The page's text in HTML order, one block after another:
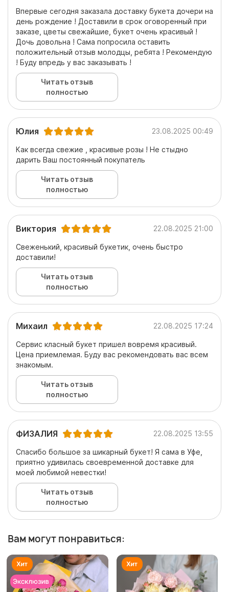
Впервые сегодня заказала доставку букета дочери на
день рождение ! Доставили в срок оговоренный при
заказе, цветы свежайшие, букет очень красивый !
Дочь довольна ! Сама попросила оставить
положительный отзыв молодцы, ребята ! Рекомендую
! Буду впредь у вас заказывать !
Читать отзыв
полностью
Юлия 23.08.2025 00:49
Как всегда свежие , красивые розы ! Не стыдно
дарить Ваш постоянный покупатель
Читать отзыв
полностью
Виктория 22.08.2025 21:00
Свеженький, красивый букетик, очень быстро
доставили!
Читать отзыв
полностью
Михаил 22.08.2025 17:24
Сервис класный букет пришел вовремя красивый.
Цена приемлемая. Буду вас рекомендовать вас всем
знакомым.
Читать отзыв
полностью
ФИЗАЛИЯ 22.08.2025 13:55
Спасибо большое за шикарный букет! Я сама в Уфе,
приятно удивилась своевременной доставке для
моей любимой невестки!
Читать отзыв
полностью
Вам могут понравиться: